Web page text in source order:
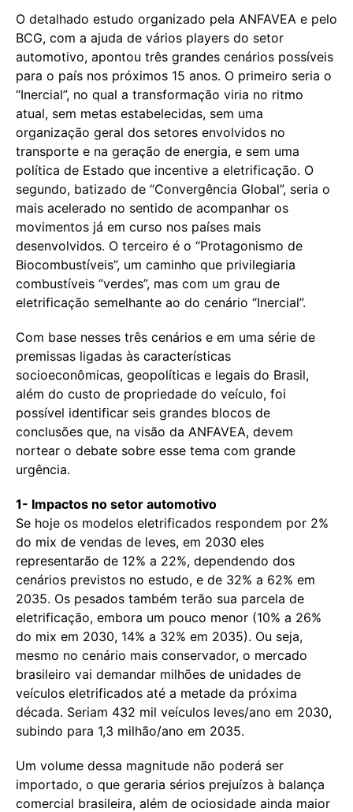
O detalhado estudo organizado pela ANFAVEA e pelo
BCG, com a ajuda de vários players do setor
automotivo, apontou três grandes cenários possíveis
para o país nos próximos 15 anos. O primeiro seria o
“Inercial”, no qual a transformação viria no ritmo
atual, sem metas estabelecidas, sem uma
organização geral dos setores envolvidos no
transporte e na geração de energia, e sem uma
política de Estado que incentive a eletrificação. O
segundo, batizado de “Convergência Global”, seria o
mais acelerado no sentido de acompanhar os
movimentos já em curso nos países mais
desenvolvidos. O terceiro é o “Protagonismo de
Biocombustíveis”, um caminho que privilegiaria
combustíveis “verdes”, mas com um grau de
eletrificação semelhante ao do cenário “Inercial”.
Com base nesses três cenários e em uma série de
premissas ligadas às características
socioeconômicas, geopolíticas e legais do Brasil,
além do custo de propriedade do veículo, foi
possível identificar seis grandes blocos de
conclusões que, na visão da ANFAVEA, devem
nortear o debate sobre esse tema com grande
urgência.
1- Impactos no setor automotivo
Se hoje os modelos eletrificados respondem por 2%
do mix de vendas de leves, em 2030 eles
representarão de 12% a 22%, dependendo dos
cenários previstos no estudo, e de 32% a 62% em
2035. Os pesados também terão sua parcela de
eletrificação, embora um pouco menor (10% a 26%
do mix em 2030, 14% a 32% em 2035). Ou seja,
mesmo no cenário mais conservador, o mercado
brasileiro vai demandar milhões de unidades de
veículos eletrificados até a metade da próxima
década. Seriam 432 mil veículos leves/ano em 2030,
subindo para 1,3 milhão/ano em 2035.
Um volume dessa magnitude não poderá ser
importado, o que geraria sérios prejuízos à balança
comercial brasileira, além de ociosidade ainda maior